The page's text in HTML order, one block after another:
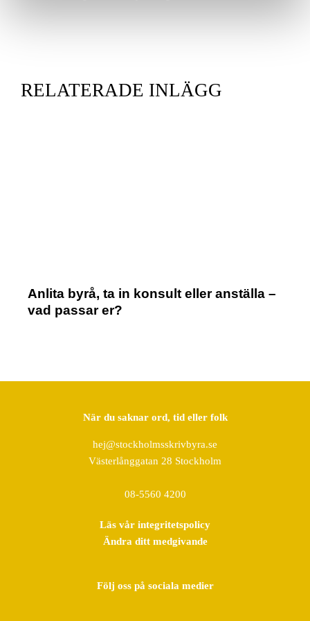
RELATERADE INLÄGG
Anlita byrå, ta in konsult eller anställa –
vad passar er?
När du saknar ord, tid eller folk
hej@stockholmsskrivbyra.se
Västerlånggatan 28 Stockholm
08-5560 4200
Läs vår integritetspolicy
Ändra ditt medgivande
Följ oss på sociala medier